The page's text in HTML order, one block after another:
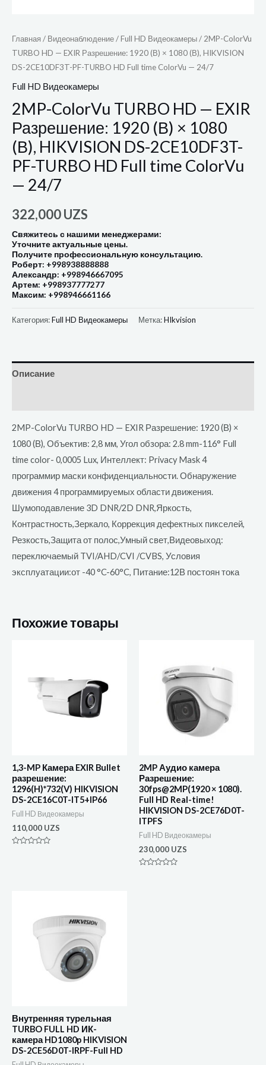
Главная / Видеонаблюдение/Full HD Видеокамеры/ 2MP-ColorVu
TURBO HD — EXIR Разрешение: 1920 (В) × 1080 (В), HIKVISION
DS-2CE10DF3T-PF-TURBO HD Full time ColorVu — 24/7
Full HD Видеокамеры
2MP-ColorVu TURBO HD — EXIR
Разрешение: 1920 (В) × 1080
(В), HIKVISION DS-2CE10DF3T-
PF-TURBO HD Full time ColorVu
— 24/7
322,000UZS
Свяжитесь с нашими менеджерами:
Уточните актуальные цены.
Получите профессиональную консультацию.
Роберт: +998938888888
Александр: +998946667095
Артем: +998937777277
Максим: +998946661166
Категория:Full HD Видеокамеры Метка:HIkvision
Описание
2MP-ColorVu TURBO HD — EXIR Разрешение: 1920 (В) ×
1080 (В), Объектив: 2,8 мм, Угол обзора: 2.8 mm-116° Full
time color- 0,0005 Lux, Интеллект: Privacy Mask 4
программир маски конфиденциальности. Обнаружение
движения 4 программируемых области движения.
Шумоподавление 3D DNR/2D DNR,Яркость,
Контрастность,Зеркало, Коррекция дефектных пикселей,
Резкость,Защита от полос,Умный свет,Видеовыход:
переключаемый TVI/AHD/CVI /CVBS, Условия
эксплуатации:от -40 °C-60°C, Питание:12В постоян тока
Похожие товары
1,3-MP Камера EXIR Bullet
разрешение:
1296(H)*732(V) HIKVISION
DS-2CE16C0T-IT5+IP66
Full HD Видеокамеры
110,000 UZS
2MP Аудио камера
Разрешение:
30fps@2MP(1920 × 1080).
Full HD Real-time!
HIKVISION DS-2CE76D0T-
ITPFS
Full HD Видеокамеры
230,000 UZS
Внутренняя турельная
TURBO FULL HD ИК-
камера HD1080p HIKVISION
DS-2CE56D0T-IRPF-Full HD